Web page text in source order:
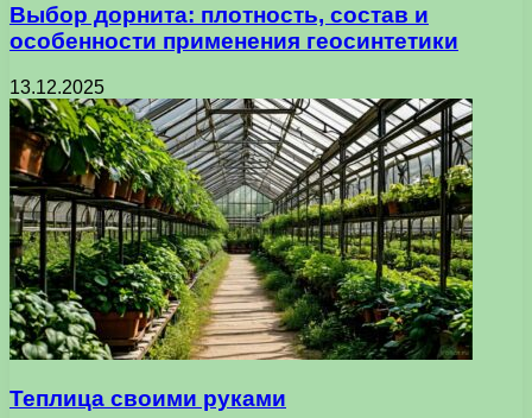
Выбор дорнита: плотность, состав и
особенности применения геосинтетики
13.12.2025
Теплица своими руками